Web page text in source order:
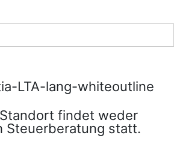
findet weder
Steuerberatung statt.